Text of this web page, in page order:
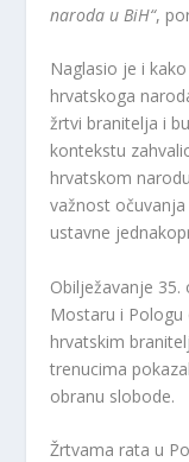
naroda u BiH“,
Naglasio je i
hrvatskoga
žrtvi branitelja i
kontekstu
hrvatskom
važnost
ustavne
Obilježavanje 35.
Mostaru i
hrvatskim
trenucima
obranu slobode.
Žrtvama rata u